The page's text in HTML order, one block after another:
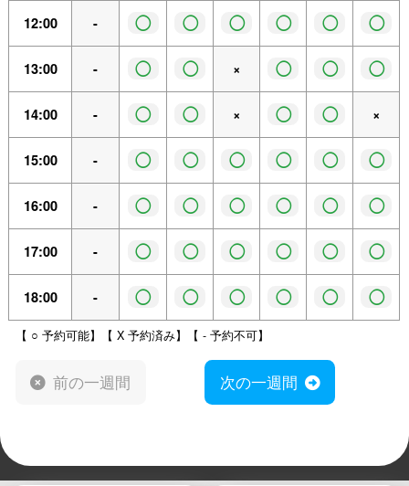
12:00 - ◯ ◯ ◯ ◯ ◯ ◯
13:00 - ◯ ◯ × ◯ ◯ ◯
14:00 - ◯ ◯ × ◯ ◯ ×
15:00 - ◯ ◯ ◯ ◯ ◯ ◯
16:00 - ◯ ◯ ◯ ◯ ◯ ◯
17:00 - ◯ ◯ ◯ ◯ ◯ ◯
18:00 - ◯ ◯ ◯ ◯ ◯ ◯
【 ○ 予約可能】【 X 予約済み】【 - 予約不可】
前の一週間 次の一週間